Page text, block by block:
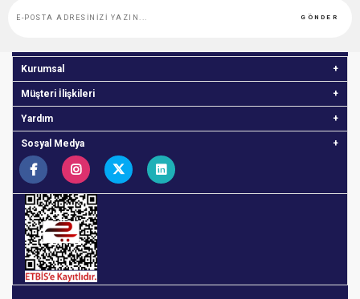
GÖNDER
Kurumsal
Müşteri İlişkileri
Yardım
Sosyal Medya